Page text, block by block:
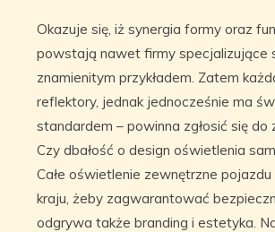
Okazuje się, iż synergia formy oraz
powstają nawet firmy specjalizujące
znamienitym przykładem. Zatem
reflektory, jednak jednocześnie ma
standardem – powinna zgłosić się
Czy dbałość o design oświetlenia
Całe oświetlenie zewnętrzne
kraju, żeby zagwarantować
odgrywa także branding i estetyka.